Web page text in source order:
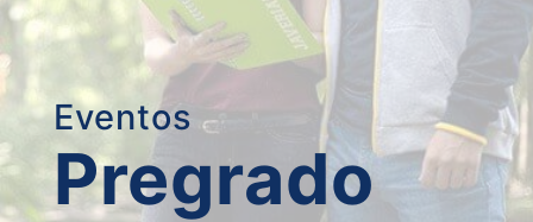
Eventos
Pregrado